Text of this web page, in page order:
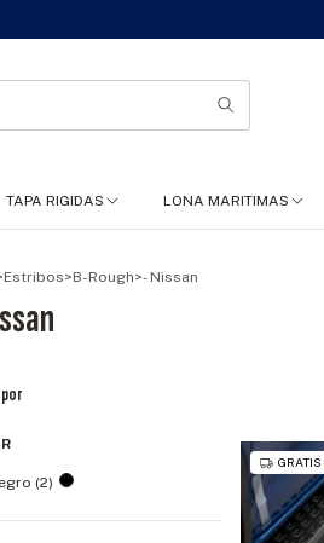
TAPA RIGIDAS LONA MARITIMAS
Estribos>B-Rough>- Nissan
(2)
GRATIS